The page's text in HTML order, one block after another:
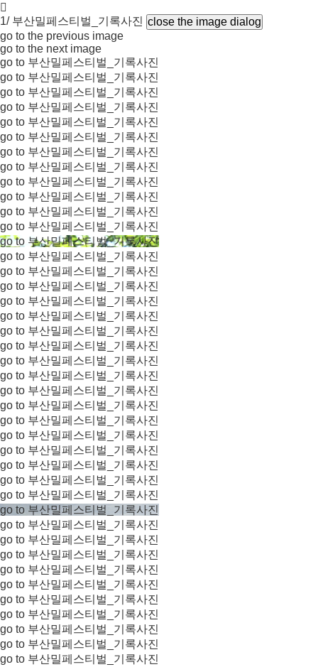
1/ 부산밀페스티벌_기록사진 close the image dialog
go to the previous image
go to the next image
go to 부산밀페스티벌_기록사진
go to 부산밀페스티벌_기록사진
go to 부산밀페스티벌_기록사진
go to 부산밀페스티벌_기록사진
go to 부산밀페스티벌_기록사진
go to 부산밀페스티벌_기록사진
go to 부산밀페스티벌_기록사진
go to 부산밀페스티벌_기록사진
go to 부산밀페스티벌_기록사진
go to 부산밀페스티벌_기록사진
go to 부산밀페스티벌_기록사진
go to 부산밀페스티벌_기록사진
go to 부산밀페스티벌_기록사진
go to 부산밀페스티벌_기록사진
go to 부산밀페스티벌_기록사진
go to 부산밀페스티벌_기록사진
go to 부산밀페스티벌_기록사진
go to 부산밀페스티벌_기록사진
go to 부산밀페스티벌_기록사진
go to 부산밀페스티벌_기록사진
go to 부산밀페스티벌_기록사진
go to 부산밀페스티벌_기록사진
go to 부산밀페스티벌_기록사진
go to 부산밀페스티벌_기록사진
go to 부산밀페스티벌_기록사진
go to 부산밀페스티벌_기록사진
go to 부산밀페스티벌_기록사진
go to 부산밀페스티벌_기록사진
go to 부산밀페스티벌_기록사진
go to 부산밀페스티벌_기록사진
go to 부산밀페스티벌_기록사진
go to 부산밀페스티벌_기록사진
go to 부산밀페스티벌_기록사진
go to 부산밀페스티벌_기록사진
go to 부산밀페스티벌_기록사진
go to 부산밀페스티벌_기록사진
go to 부산밀페스티벌_기록사진
go to 부산밀페스티벌_기록사진
go to 부산밀페스티벌_기록사진
go to 부산밀페스티벌_기록사진
go to 부산밀페스티벌_기록사진